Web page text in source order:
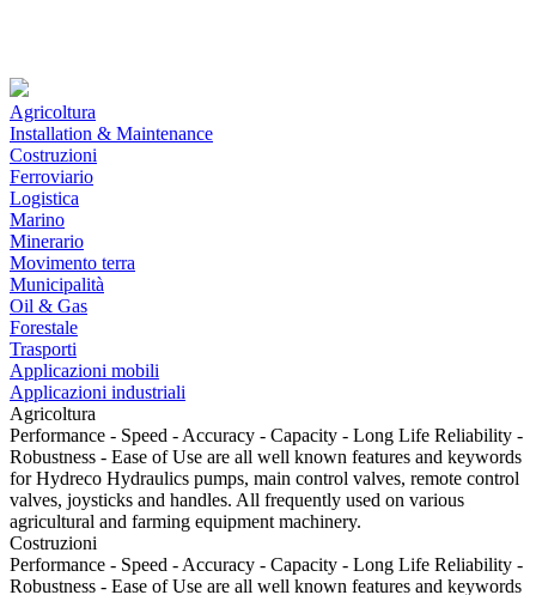
Agricoltura
Installation & Maintenance
Costruzioni
Ferroviario
Logistica
Marino
Minerario
Movimento terra
Municipalità
Oil & Gas
Forestale
Trasporti
Applicazioni mobili
Applicazioni industriali
Agricoltura
Performance - Speed - Accuracy - Capacity - Long Life Reliability -
Robustness - Ease of Use are all well known features and keywords
for Hydreco Hydraulics pumps, main control valves, remote control
valves, joysticks and handles. All frequently used on various
agricultural and farming equipment machinery.
Costruzioni
Performance - Speed - Accuracy - Capacity - Long Life Reliability -
Robustness - Ease of Use are all well known features and keywords